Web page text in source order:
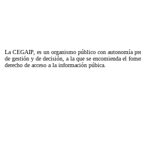
La CEGAIP, es un organismo público con autonomía
de gestión y de decisión, a la que se encomienda el
derecho de acceso a la información púbica.